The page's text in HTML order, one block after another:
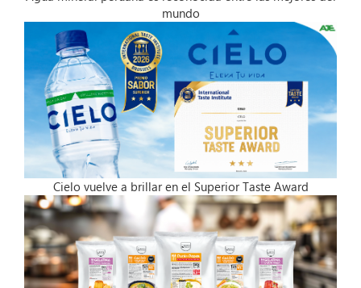
mundo
Cielo vuelve a brillar en el Superior Taste Award